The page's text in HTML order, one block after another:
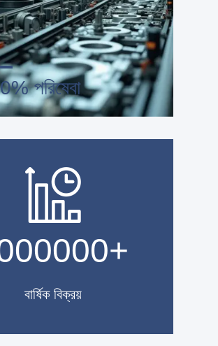
পরিষেবা
এবং DDP।আপনার সমস্ত
সাহায্য করুন।
+
বার্ষিক বিক্রয়